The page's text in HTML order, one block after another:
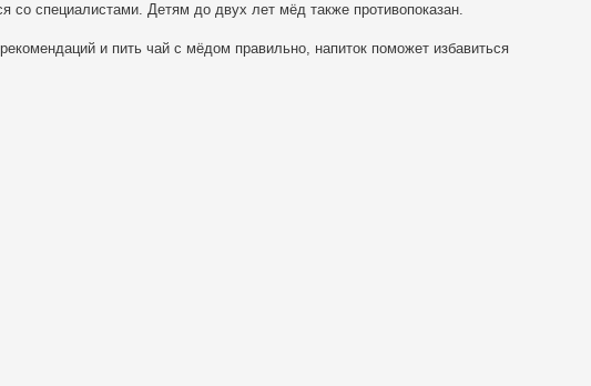
со специалистами. Детям до двух лет мёд также противопоказан.
и пить чай с мёдом правильно, напиток поможет избавиться